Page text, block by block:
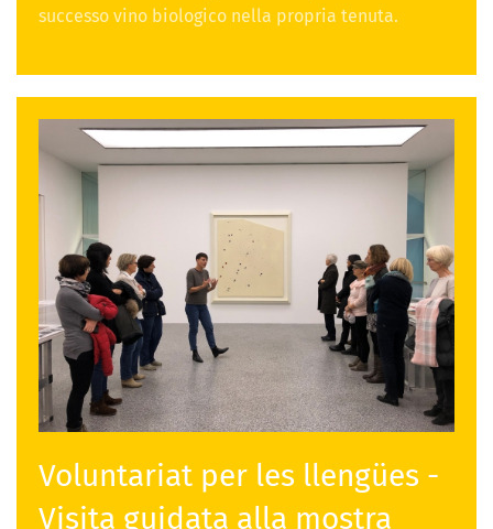
successo vino biologico nella propria tenuta.
Voluntariat per les llengües -
Visita guidata alla mostra